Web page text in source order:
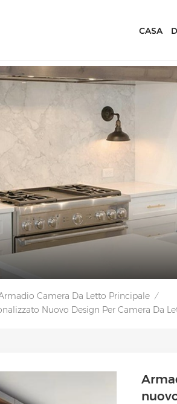
CASA
Camera Da Letto Principale /
Nuovo Design Per Camera Da